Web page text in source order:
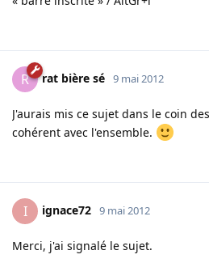
R rat bière sé 9 mai 2012
J'aurais mis ce sujet dans le coin
cohérent avec l'ensemble.
I ignace72 9 mai 2012
Merci, j'ai signalé le sujet.